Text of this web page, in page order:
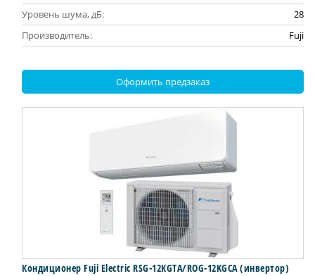
Уровень шума, дБ:
28
Производитель:
Fuji
Оформить предзаказ
Кондиционер Fuji Electric RSG-12KGTA/ROG-12KGCA (инвертор)